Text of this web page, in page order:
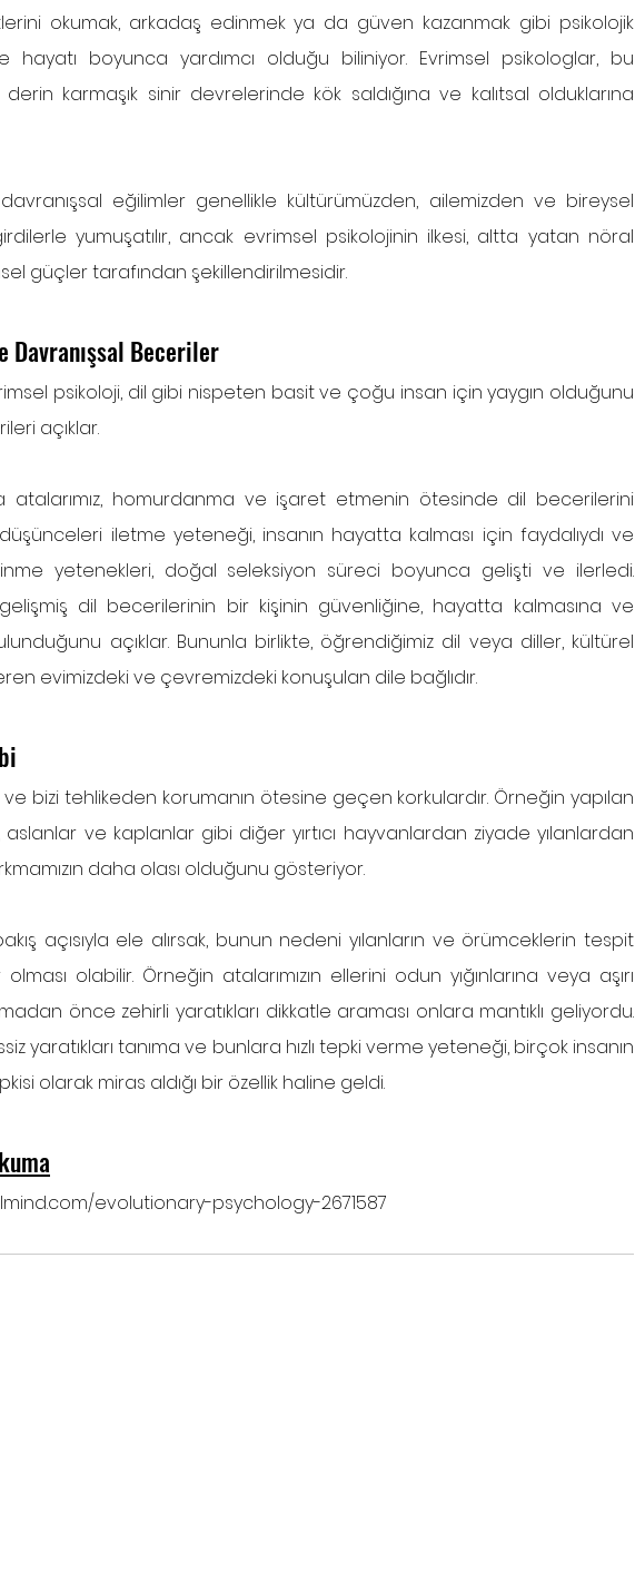
okumak, arkadaş edinmek ya da güven kazanmak gibi psikolojik
hayatı boyunca yardımcı olduğu biliniyor. Evrimsel psikologlar, bu
karmaşık sinir devrelerinde kök saldığına ve kalıtsal olduklarına
eğilimler genellikle kültürümüzden, ailemizden ve bireysel
yumuşatılır, ancak evrimsel psikolojinin ilkesi, altta yatan nöral
güçler tarafından şekillendirilmesidir.
Davranışsal Beceriler
psikoloji, dil gibi nispeten basit ve çoğu insan için yaygın olduğunu
açıklar.
atalarımız, homurdanma ve işaret etmenin ötesinde dil becerilerini
düşünceleri iletme yeteneği, insanın hayatta kalması için faydalıydı ve
yetenekleri, doğal seleksiyon süreci boyunca gelişti ve ilerledi.
dil becerilerinin bir kişinin güvenliğine, hayatta kalmasına ve
açıklar. Bununla birlikte, öğrendiğimiz dil veya diller, kültürel
evimizdeki ve çevremizdeki konuşulan dile bağlıdır.
ve bizi tehlikeden korumanın ötesine geçen korkulardır. Örneğin yapılan
aslanlar ve kaplanlar gibi diğer yırtıcı hayvanlardan ziyade yılanlardan
daha olası olduğunu gösteriyor.
açısıyla ele alırsak, bunun nedeni yılanların ve örümceklerin tespit
olabilir. Örneğin atalarımızın ellerini odun yığınlarına veya aşırı
önce zehirli yaratıkları dikkatle araması onlara mantıklı geliyordu.
yaratıkları tanıma ve bunlara hızlı tepki verme yeteneği, birçok insanın
olarak miras aldığı bir özellik haline geldi.
evolutionary-psychology-2671587